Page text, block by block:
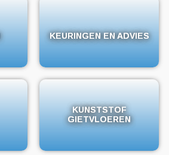
KEURINGEN EN ADVIES
KEURINGEN EN ADVIES
KUNSTSTOF
GIETVLOEREN
KUNSTSTOF
GIETVLOEREN